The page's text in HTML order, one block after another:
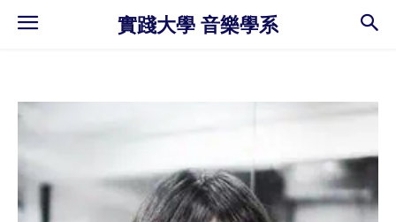
實踐大學 音樂學系